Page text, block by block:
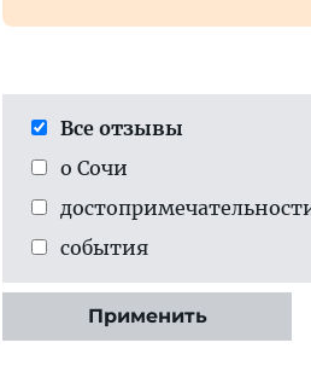
Все отзывы
о Сочи
события
Применить